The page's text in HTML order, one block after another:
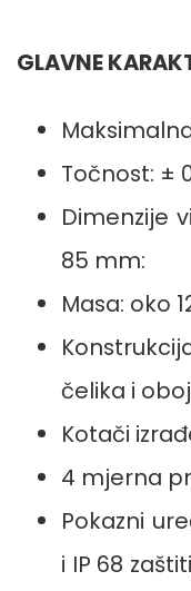
GLAVNE
Točnost: ±
Dimenzije
85 mm:
Masa: oko
čelika i
Kotači
4 mjerna
Pokazni
i IP 68